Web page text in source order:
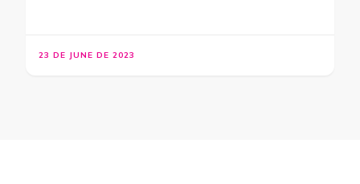
23 DE JUNE DE 2023